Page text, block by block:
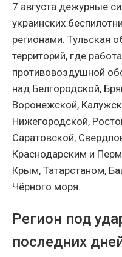
7 августа дежурные
украинских
регионами. Тульская
территорий, где
противовоздушной
над Белгородской,
Воронежской,
Нижегородской,
Саратовской,
Краснодарским и
Крым, Татарстаном,
Чёрного моря.
Регион под
последних